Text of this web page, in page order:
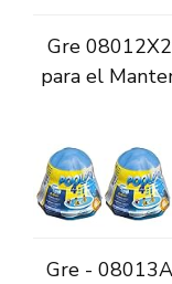
Gre
para el
Gre -